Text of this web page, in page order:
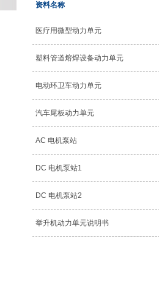
资料名称
医疗用微型动力单元
塑料管道熔焊设备动力单元
电动环卫车动力单元
汽车尾板动力单元
AC 电机泵站
DC 电机泵站1
DC 电机泵站2
举升机动力单元说明书